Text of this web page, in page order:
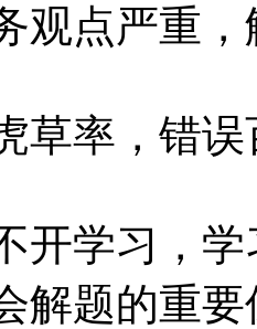
点严重，
率，错误
学习，学
解题的重